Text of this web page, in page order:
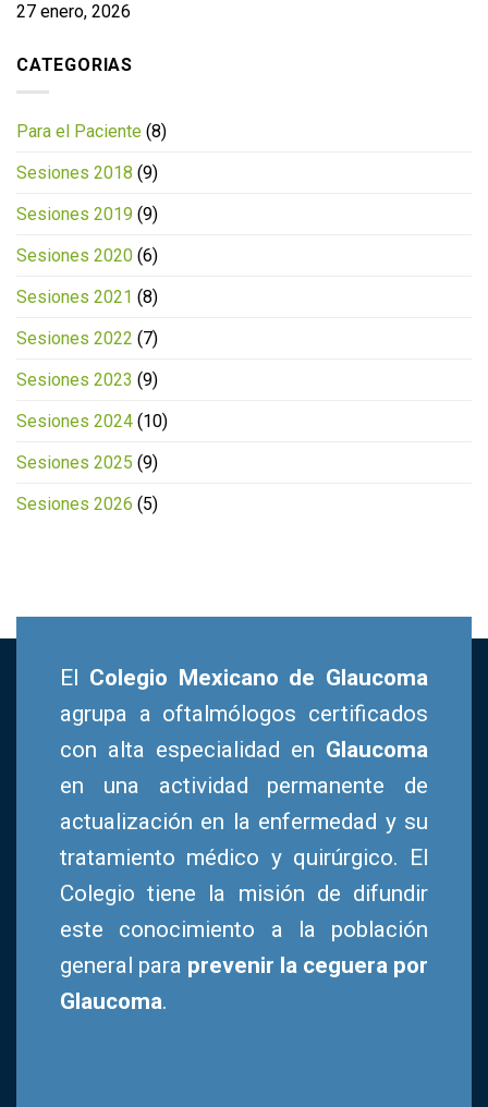
27 enero, 2026
CATEGORIAS
Para el Paciente (8)
Sesiones 2018 (9)
Sesiones 2019 (9)
Sesiones 2020 (6)
Sesiones 2021 (8)
Sesiones 2022 (7)
Sesiones 2023 (9)
Sesiones 2024 (10)
Sesiones 2025 (9)
Sesiones 2026 (5)
El Colegio Mexicano de Glaucoma
agrupa a oftalmólogos certificados
con alta especialidad en Glaucoma
en una actividad permanente de
actualización en la enfermedad y su
tratamiento médico y quirúrgico. El
Colegio tiene la misión de difundir
este conocimiento a la población
general para prevenir la ceguera por
Glaucoma.